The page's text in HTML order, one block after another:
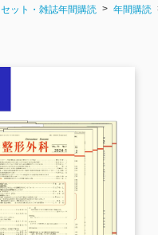
セット・雑誌年間購読 年間購読